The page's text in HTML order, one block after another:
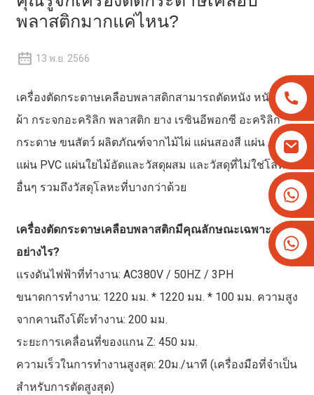
+8613825779334
พลาสติกมากแค่ไหน?
13 พ.ย. 2566
เครื่องตัดกระดาษเคลือบพลาสติกสามารถตัดหนัง หนัง PU
ผ้า กระจกอะคริลิก พลาสติก ยาง เรซินอีพอกซี อะคริลิก
กระดาษ ขนสัตว์ ผลิตภัณฑ์จากไม้ไผ่ แผ่นสองสี แผ่น ABC
แผ่น PVC แผ่นใยไม้อัดและวัสดุผสม และวัสดุที่ไม่ใช่โลหะ
อื่นๆ รวมถึงวัสดุโลหะที่บางกว่าด้วย
เครื่องตัดกระดาษเคลือบพลาสติกมีคุณลักษณะเฉพาะ
อย่างไร?
แรงดันไฟฟ้าที่ทำงาน: AC380V / 50HZ / 3PH
ขนาดการทำงาน: 1220 มม. * 1220 มม. * 100 มม. ความสูง
จากคานถึงโต๊ะทำงาน: 200 มม.
ระยะการเคลื่อนที่ของแกน Z: 450 มม.
ความเร็วในการทำงานสูงสุด: 20ม./นาที (เครื่องมือที่จำเป็น
สำหรับการตัดสูงสุด)